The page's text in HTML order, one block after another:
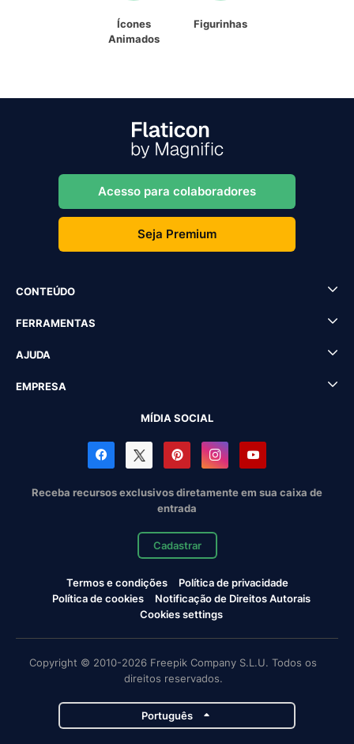
Ícones
Animados
Figurinhas
Acesso para colaboradores
Seja Premium
CONTEÚDO
FERRAMENTAS
AJUDA
EMPRESA
MÍDIA SOCIAL
Receba recursos exclusivos diretamente em sua caixa de
entrada
Cadastrar
Termos e condições
Política de privacidade
Política de cookies
Notificação de Direitos Autorais
Cookies settings
Copyright © 2010-2026 Freepik Company S.L.U. Todos os
direitos reservados.
Português